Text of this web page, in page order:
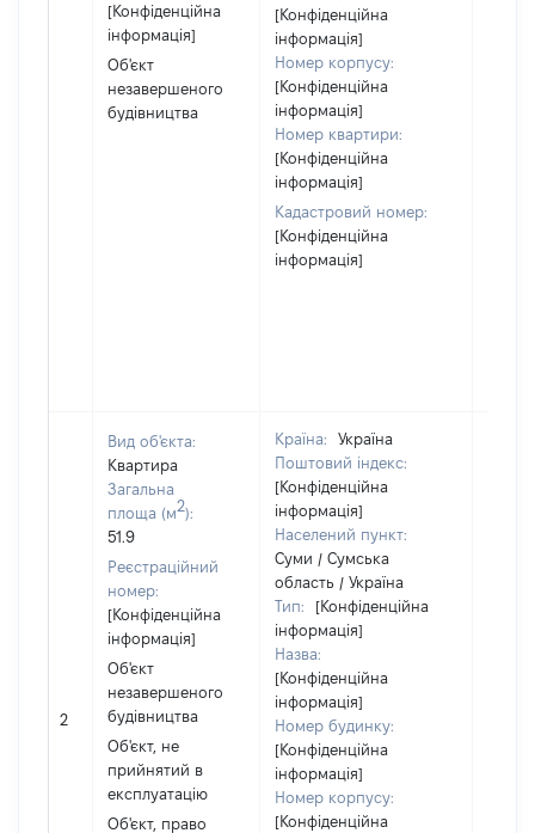
[Конфіденційна
інформація]
Об'єкт
незавершеного
будівництва
[Конфіденційна
інформація]
Номер корпусу:
[Конфіденційна
інформація]
Номер квартири:
[Конфіденційна
інформація]
Кадастровий номер:
[Конфіденційна
інформація]
2
Вид об'єкта:
Квартира
Загальна
площа (м2):
51.9
Реєстраційний
номер:
[Конфіденційна
інформація]
Об'єкт
незавершеного
будівництва
Об'єкт, не
прийнятий в
експлуатацію
Об'єкт, право
Країна:
Україна
Поштовий індекс:
[Конфіденційна
інформація]
Населений пункт:
Суми / Сумська
область / Україна
Тип:
[Конфіденційна
інформація]
Назва:
[Конфіденційна
інформація]
Номер будинку:
[Конфіденційна
інформація]
Номер корпусу:
[Конфіденційна